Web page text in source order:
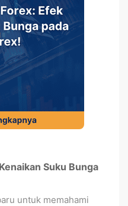
Suku Bunga
untuk memahami